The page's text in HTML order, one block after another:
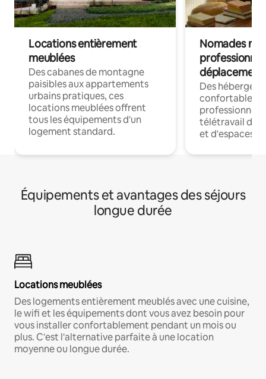
Locations entièrement
meublées
Des cabanes de montagne
paisibles aux appartements
urbains pratiques, ces
locations meublées offrent
tous les équipements d'un
logement standard.
Nomades
déplacement
Des
confortables
professionnels
télétravail
et d'espaces
Équipements et avantages des séjours
longue durée
Locations meublées
Des logements entièrement meublés avec une cuisine,
le wifi et les équipements dont vous avez besoin pour
vous installer confortablement pendant un mois ou
plus. C'est l'alternative parfaite à une location
moyenne ou longue durée.